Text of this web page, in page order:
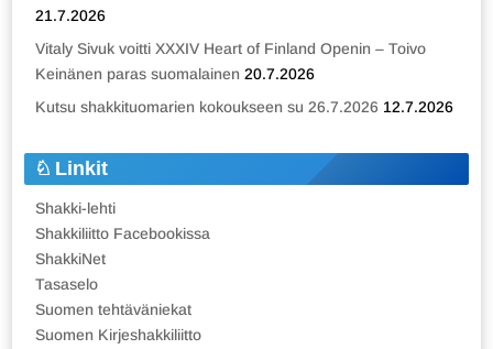
21.7.2026
Vitaly Sivuk voitti XXXIV Heart of Finland Openin – Toivo
Keinänen paras suomalainen 20.7.2026
Kutsu shakkituomarien kokoukseen su 26.7.2026 12.7.2026
Linkit
Shakki-lehti
Shakkiliitto Facebookissa
ShakkiNet
Tasaselo
Suomen tehtäväniekat
Suomen Kirjeshakkiliitto